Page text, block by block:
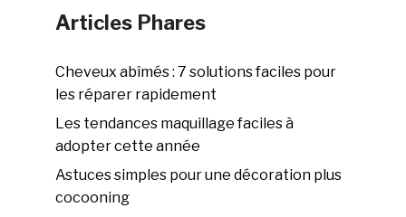
Articles Phares
Cheveux abîmés : 7 solutions faciles pour
les réparer rapidement
Les tendances maquillage faciles à
adopter cette année
Astuces simples pour une décoration plus
cocooning